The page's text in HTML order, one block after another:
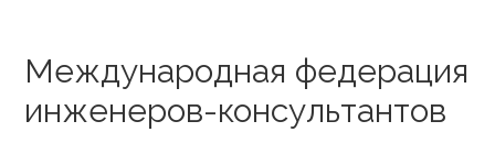
Международная федерация
инженеров-консультантов